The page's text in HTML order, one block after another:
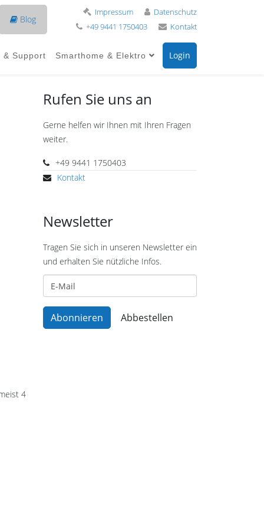
Blog
Impressum
Datenschutz
+49 9441 1750403
Kontakt
& Support Smarthome & Elektro Login
4
Rufen Sie uns an
Gerne helfen wir Ihnen mit Ihren Fragen
weiter.
+49 9441 1750403
Kontakt
Newsletter
Tragen Sie sich in unseren Newsletter ein
und erhalten Sie nützliche Infos.